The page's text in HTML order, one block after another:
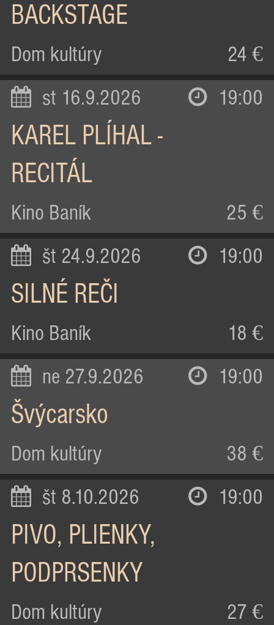
BACKSTAGE
Dom kultúry 24 €
st 16.9.2026 19:00
KAREL PLÍHAL -
RECITÁL
Kino Baník 25 €
št 24.9.2026 19:00
SILNÉ REČI
Kino Baník 18 €
ne 27.9.2026 19:00
Švýcarsko
Dom kultúry 38 €
št 8.10.2026 19:00
PIVO, PLIENKY,
PODPRSENKY
Dom kultúry 27 €